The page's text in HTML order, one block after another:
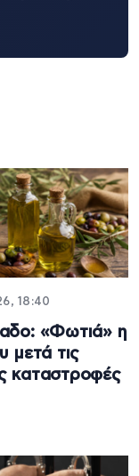
18:40
«Φωτιά» η
μετά τις
καταστροφές